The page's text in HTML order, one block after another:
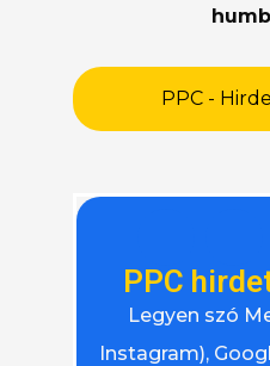
PPC -
PPC
Legyen szó
Instagram),